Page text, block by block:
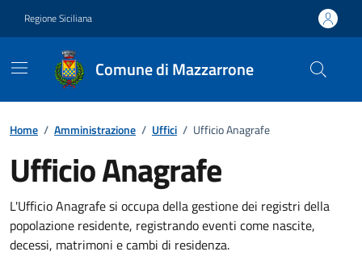
Regione Siciliana
Comune di Mazzarrone
Home / Amministrazione / Uffici / Ufficio Anagrafe
Ufficio Anagrafe
L'Ufficio Anagrafe si occupa della gestione dei registri della
popolazione residente, registrando eventi come nascite,
decessi, matrimoni e cambi di residenza.